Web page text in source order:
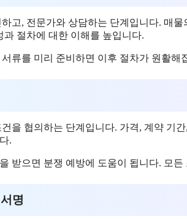
고, 전문가와 상담하는 단계입니다. 매
절차에 대한 이해를 높입니다.
류를 미리 준비하면 이후 절차가 원활
을 협의하는 단계입니다. 가격, 계약 기
.
받으면 분쟁 예방에 도움이 됩니다. 모
명